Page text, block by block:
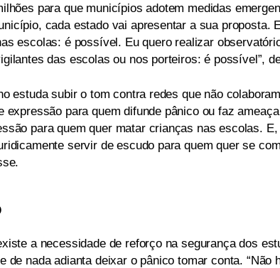
para que municípios adotem medidas
cada estado vai apresentar a sua proposta.
escolas: é possível. Eu quero realizar
das escolas ou nos porteiros: é possível”,
estuda subir o tom contra redes que não
expressão para quem difunde pânico ou faz
para quem quer matar crianças nas escolas.
servir de escudo para quem quer se
a necessidade de reforço na segurança dos
de nada adianta deixar o pânico tomar conta. “Não